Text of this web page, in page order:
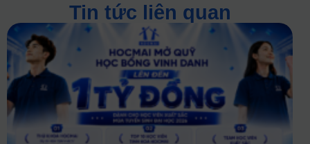
Tin tức liên quan